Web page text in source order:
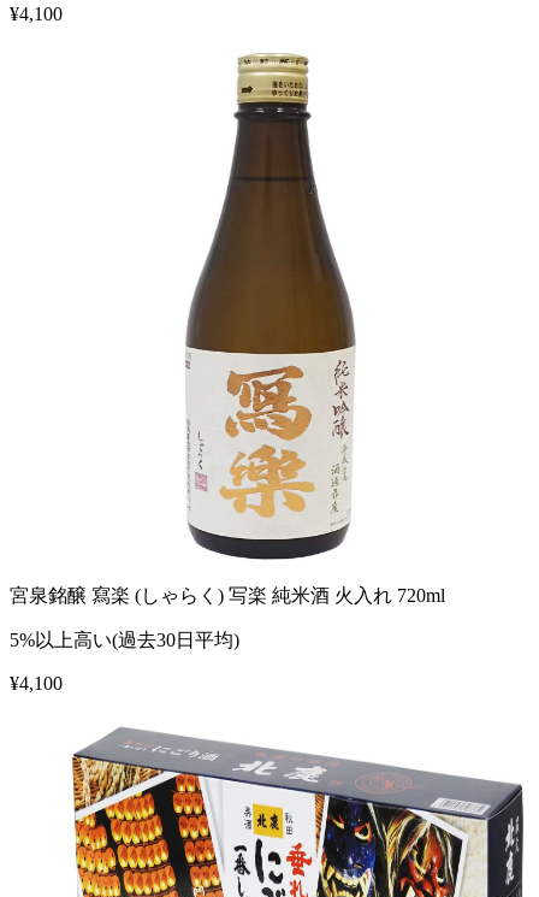
¥4,100
宮泉銘醸 寫楽 (しゃらく) 写楽 純米酒 火入れ 720ml
5%以上高い(過去30日平均)
¥4,100